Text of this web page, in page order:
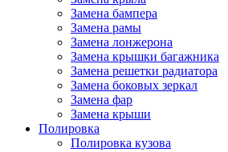
Замена бампера
Замена рамы
Замена лонжерона
Замена крышки багажника
Замена решетки радиатора
Замена боковых зеркал
Замена фар
Замена крыши
Полировка
Полировка кузова